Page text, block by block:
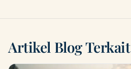
Artikel Blog Terkait